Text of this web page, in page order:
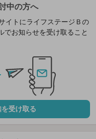
中の方へ
イトにライフステージＢの
でお知らせを受け取ること
受け取る